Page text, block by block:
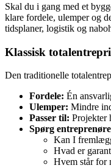
Skal du i gang med et
klare fordele, ulemper og
tidsplaner, logistik og
Klassisk
Den traditionelle
Fordele: Én
Ulemper: Mindre
Passer til: Projekter
Spørg
Kan I
Hvad er
Hvem står for